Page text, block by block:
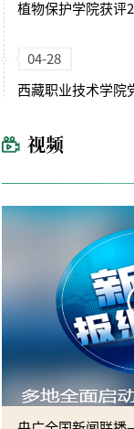
04-28
西藏职业技术学院
视频